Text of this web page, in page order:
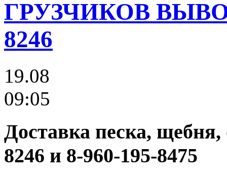
ГРУЗЧИКОВ
8246
19.08
09:05
Доставка песка, щебня,
8246 и 8-960-195-8475